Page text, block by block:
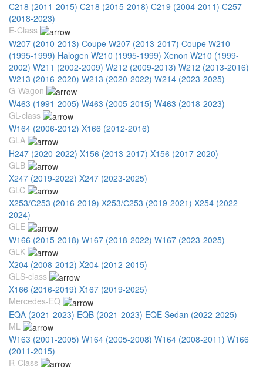
C218 (2011-2015) C218 (2015-2018) C219 (2004-2011) C257
(2018-2023)
E-Class
W207 (2010-2013) Coupe W207 (2013-2017) Coupe W210
(1995-1999) Halogen W210 (1995-1999) Xenon W210 (1999-
2002) W211 (2002-2009) W212 (2009-2013) W212 (2013-2016)
W213 (2016-2020) W213 (2020-2022) W214 (2023-2025)
G-Wagon
W463 (1991-2005) W463 (2005-2015) W463 (2018-2023)
GL-class
W164 (2006-2012) X166 (2012-2016)
GLA
H247 (2020-2022) X156 (2013-2017) X156 (2017-2020)
GLB
X247 (2019-2022) X247 (2023-2025)
GLC
X253/С253 (2016-2019) X253/С253 (2019-2021) X254 (2022-
2024)
GLE
W166 (2015-2018) W167 (2018-2022) W167 (2023-2025)
GLK
X204 (2008-2012) X204 (2012-2015)
GLS-class
X166 (2016-2019) X167 (2019-2025)
Mercedes-EQ
EQA (2021-2023) EQB (2021-2023) EQE Sedan (2022-2025)
ML
W163 (2001-2005) W164 (2005-2008) W164 (2008-2011) W166
(2011-2015)
R-Class